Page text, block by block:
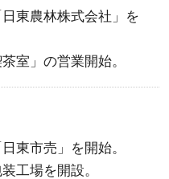
東農林株式会社」を
室」の営業開始。
東市売」を開始。
工場を開設。